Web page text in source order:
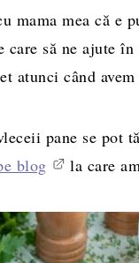
mama mea că e
care să ne ajute
atunci când avem
pane se pot
blog la care